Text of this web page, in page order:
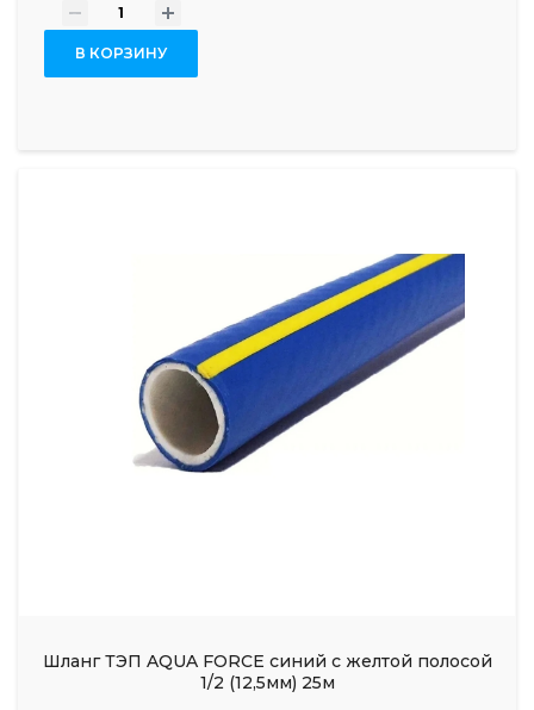
- +
В КОРЗИНУ
Шланг ТЭП AQUA FORCE синий с желтой полосой
1/2 (12,5мм) 25м